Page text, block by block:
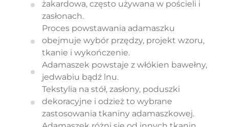
żakardowa, często używana w pościeli i
zasłonach.
Proces powstawania adamaszku
obejmuje wybór przędzy, projekt wzoru,
tkanie i wykończenie.
Adamaszek powstaje z włókien bawełny,
jedwabiu bądź lnu.
Tekstylia na stół, zasłony, poduszki
dekoracyjne i odzież to wybrane
zastosowania tkaniny adamaszkowej.